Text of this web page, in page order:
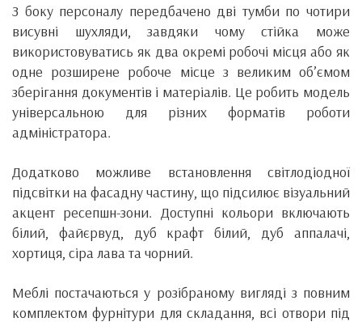
З боку персоналу передбачено дві тумби по чотири
висувні шухляди, завдяки чому стійка може
використовуватись як два окремі робочі місця або як
одне розширене робоче місце з великим об’ємом
зберігання документів і матеріалів. Це робить модель
універсальною для різних форматів роботи
адміністратора.
Додатково можливе встановлення світлодіодної
підсвітки на фасадну частину, що підсилює візуальний
акцент ресепшн-зони. Доступні кольори включають
білий, файєрвуд, дуб крафт білий, дуб аппалачі,
хортиця, сіра лава та чорний.
Меблі постачаються у розібраному вигляді з повним
комплектом фурнітури для складання, всі отвори під